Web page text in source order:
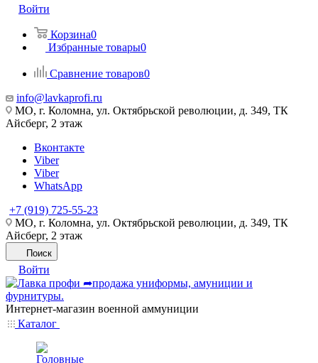
Войти
Корзина0
Избранные товары0
Сравнение товаров0
info@lavkaprofi.ru
МО, г. Коломна, ул. Октябрьской революции, д. 349, ТК
Айсберг, 2 этаж
Вконтакте
Viber
Viber
WhatsApp
+7 (919) 725-55-23
МО, г. Коломна, ул. Октябрьской революции, д. 349, ТК
Айсберг, 2 этаж
Поиск
Войти
Интернет-магазин военной аммуниции
Каталог